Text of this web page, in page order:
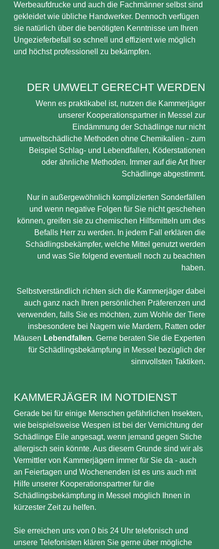
Werbeaufdrucke und auch die Fachmänner selbst sind
gekleidet wie übliche Handwerker. Dennoch verfügen
sie natürlich über die benötigten Kenntnisse um Ihren
Ungezieferbefall so schnell und effizient wie möglich
und höchst professionell zu bekämpfen.
DER UMWELT GERECHT WERDEN
Wenn es praktikabel ist, nutzen die Kammerjäger
unserer Kooperationspartner in Messel zur
Eindämmung der Schädlinge nur nicht
umweltschädliche Methoden ohne Chemikalien - zum
Beispiel Schlag- und Lebendfallen, Köderstationen
oder ähnliche Methoden. Immer auf die Art Ihrer
Schädlinge abgestimmt.
Nur in außergewöhnlich komplizierten Sonderfällen
und wenn negative Folgen für Sie nicht geschehen
können, greifen sie zu chemischen Hilfsmitteln um des
Befalls Herr zu werden. In jedem Fall erklären die
Schädlingsbekämpfer, welche Mittel genutzt werden
und was Sie folgend eventuell noch zu beachten
haben.
Selbstverständlich richten sich die Kammerjäger dabei
auch ganz nach Ihren persönlichen Präferenzen und
verwenden, falls Sie es möchten, zum Wohle der Tiere
insbesondere bei Nagern wie Mardern, Ratten oder
Mäusen Lebendfallen. Gerne beraten Sie die Experten
für Schädlingsbekämpfung in Messel bezüglich der
sinnvollsten Taktiken.
KAMMERJÄGER IM NOTDIENST
Gerade bei für einige Menschen gefährlichen Insekten,
wie beispielsweise Wespen ist bei der Vernichtung der
Schädlinge Eile angesagt, wenn jemand gegen Stiche
allergisch sein könnte. Aus diesem Grunde sind wir als
Vermittler von Kammerjägern immer für Sie da - auch
an Feiertagen und Wochenenden ist es uns auch mit
Hilfe unserer Kooperationspartner für die
Schädlingsbekämpfung in Messel möglich Ihnen in
kürzester Zeit zu helfen.
Sie erreichen uns von 0 bis 24 Uhr telefonisch und
unsere Telefonisten klären Sie gerne über mögliche